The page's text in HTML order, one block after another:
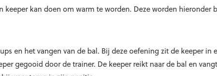
keeper kan doen om warm te worden. Deze worden hieronder
en het vangen van de bal. Bij deze oefening zit de keeper
gegooid door de trainer. De keeper reikt naar de bal en